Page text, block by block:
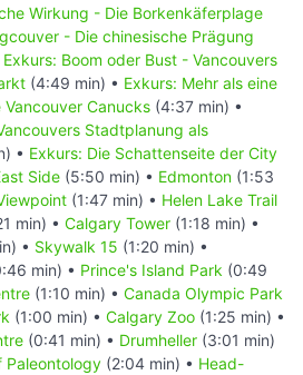
Wirkung - Die Borkenkäferplage
- Die chinesische Prägung
Exkurs: Boom oder Bust - Vancouvers
(4:49 min) • Exkurs: Mehr als eine
Canucks (4:37 min) •
Stadtplanung als
• Exkurs: Die Schattenseite der City
Side (5:50 min) • Edmonton (1:53
(1:47 min) • Helen Lake Trail
min) • Calgary Tower (1:18 min) •
• Skywalk 15 (1:20 min) •
min) • Prince's Island Park (0:49
(1:10 min) • Canada Olympic Park
(1:00 min) • Calgary Zoo (1:25 min) •
(0:41 min) • Drumheller (3:01 min)
Paleontology (2:04 min) • Head-